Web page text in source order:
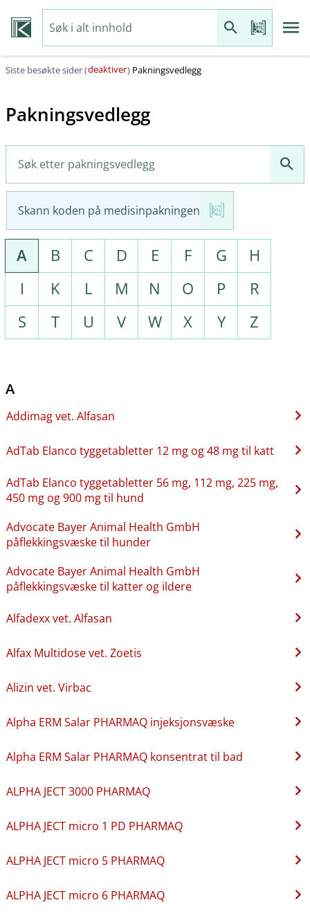
Siste besøkte sider (deaktiver) Pakningsvedlegg
Pakningsvedlegg
Skann koden på medisinpakningen
A B C D E F G
H
I
K L M N O P
R
S
T U V W X Y Z
A
Addimag vet. Alfasan
AdTab Elanco tyggetabletter 12 mg og 48 mg til katt
AdTab Elanco tyggetabletter 56 mg, 112 mg, 225 mg,
450 mg og 900 mg til hund
Advocate Bayer Animal Health GmbH
påflekkingsvæske til hunder
Advocate Bayer Animal Health GmbH
påflekkingsvæske til katter og ildere
Alfadexx vet. Alfasan
Alfax Multidose vet. Zoetis
Alizin vet. Virbac
Alpha ERM Salar PHARMAQ injeksjonsvæske
Alpha ERM Salar PHARMAQ konsentrat til bad
ALPHA JECT 3000 PHARMAQ
ALPHA JECT micro 1 PD PHARMAQ
ALPHA JECT micro 5 PHARMAQ
ALPHA JECT micro 6 PHARMAQ